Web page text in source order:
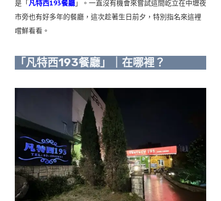
是「凡特西193餐廳」。一直沒有機會來嘗試這間屹立在中壢夜
市旁也有好多年的餐廳，這次趁著生日前夕，特別指名來這裡
嚐鮮看看。
「凡特西193餐廳」｜在哪裡？